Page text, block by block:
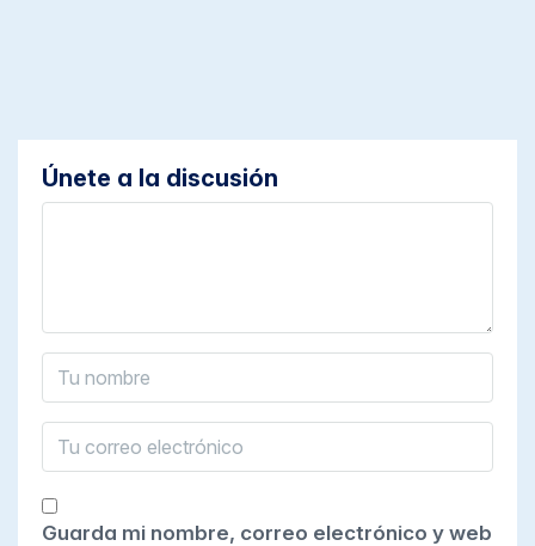
Únete a la discusión
Guarda mi nombre, correo electrónico y web